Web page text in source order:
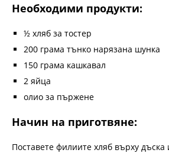
Необходими продукти:
½ хляб за тостер
200 грама тънко нарязана шунка
150 грама кашкавал
2 яйца
олио за пържене
Начин на приготвяне:
Поставете филиите хляб върху дъска